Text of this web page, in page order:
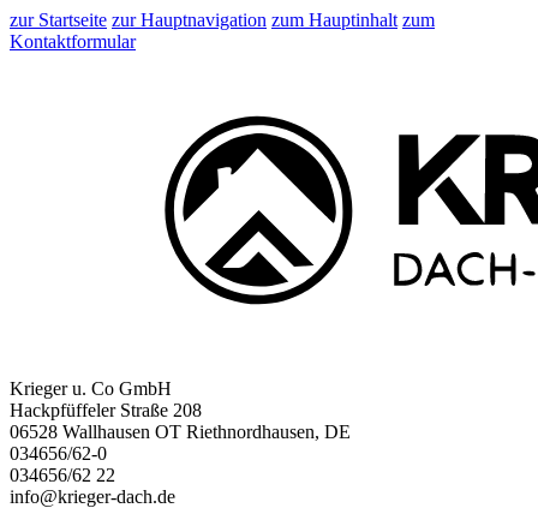
zur Startseite zur Hauptnavigation zum Hauptinhalt zum
Kontaktformular
Krieger u. Co GmbH
Hackpfüffeler Straße 208
06528 Wallhausen OT Riethnordhausen, DE
034656/62-0
034656/62 22
info@krieger-dach.de